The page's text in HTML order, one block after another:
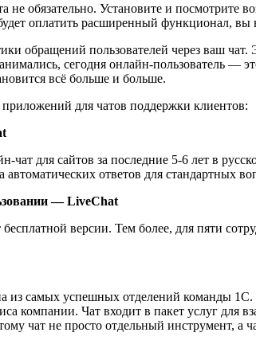
не обязательно. Установите и
оплатить расширенный функционал, вы
обращений пользователей через ваш
сегодня онлайн-пользователь ―
всё больше и больше.
для чатов поддержки клиентов:
для сайтов за последние 5-6 лет в
автоматических ответов для стандартных
― LiveChat
версии. Тем более, для пяти
из самых успешных отделений команды
компании. Чат входит в пакет услуг
чат не просто отдельный инструмент,